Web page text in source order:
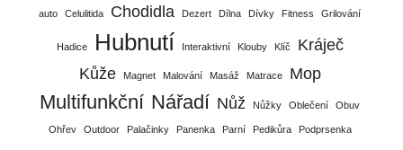
auto Celulitida Chodidla Dezert Dílna Dívky Fitness Grilování
Hadice Hubnutí Interaktivní Klouby Klíč
Kráječ
Kůže
Magnet Malování Masáž Matrace Mop
Multifunkční Nářadí Nůž Nůžky Oblečení Obuv
Ohřev Outdoor Palačinky Panenka Parní Pedikůra Podprsenka